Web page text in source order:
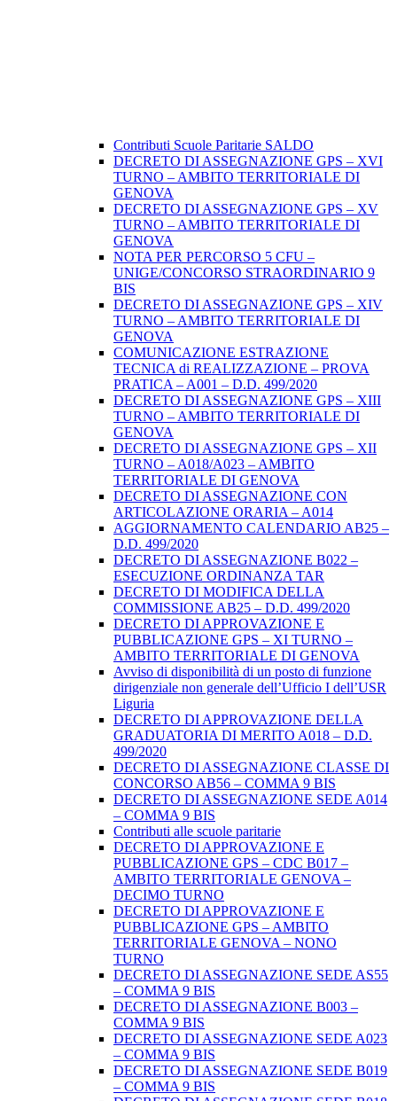
Contributi Scuole Paritarie SALDO
DECRETO DI ASSEGNAZIONE GPS – XVI
TURNO – AMBITO TERRITORIALE DI
GENOVA
DECRETO DI ASSEGNAZIONE GPS – XV
TURNO – AMBITO TERRITORIALE DI
GENOVA
NOTA PER PERCORSO 5 CFU –
UNIGE/CONCORSO STRAORDINARIO 9
BIS
DECRETO DI ASSEGNAZIONE GPS – XIV
TURNO – AMBITO TERRITORIALE DI
GENOVA
COMUNICAZIONE ESTRAZIONE
TECNICA di REALIZZAZIONE – PROVA
PRATICA – A001 – D.D. 499/2020
DECRETO DI ASSEGNAZIONE GPS – XIII
TURNO – AMBITO TERRITORIALE DI
GENOVA
DECRETO DI ASSEGNAZIONE GPS – XII
TURNO – A018/A023 – AMBITO
TERRITORIALE DI GENOVA
DECRETO DI ASSEGNAZIONE CON
ARTICOLAZIONE ORARIA – A014
AGGIORNAMENTO CALENDARIO AB25 –
D.D. 499/2020
DECRETO DI ASSEGNAZIONE B022 –
ESECUZIONE ORDINANZA TAR
DECRETO DI MODIFICA DELLA
COMMISSIONE AB25 – D.D. 499/2020
DECRETO DI APPROVAZIONE E
PUBBLICAZIONE GPS – XI TURNO –
AMBITO TERRITORIALE DI GENOVA
Avviso di disponibilità di un posto di funzione
dirigenziale non generale dell’Ufficio I dell’USR
Liguria
DECRETO DI APPROVAZIONE DELLA
GRADUATORIA DI MERITO A018 – D.D.
499/2020
DECRETO DI ASSEGNAZIONE CLASSE DI
CONCORSO AB56 – COMMA 9 BIS
DECRETO DI ASSEGNAZIONE SEDE A014
– COMMA 9 BIS
Contributi alle scuole paritarie
DECRETO DI APPROVAZIONE E
PUBBLICAZIONE GPS – CDC B017 –
AMBITO TERRITORIALE GENOVA –
DECIMO TURNO
DECRETO DI APPROVAZIONE E
PUBBLICAZIONE GPS – AMBITO
TERRITORIALE GENOVA – NONO
TURNO
DECRETO DI ASSEGNAZIONE SEDE AS55
– COMMA 9 BIS
DECRETO DI ASSEGNAZIONE B003 –
COMMA 9 BIS
DECRETO DI ASSEGNAZIONE SEDE A023
– COMMA 9 BIS
DECRETO DI ASSEGNAZIONE SEDE B019
– COMMA 9 BIS